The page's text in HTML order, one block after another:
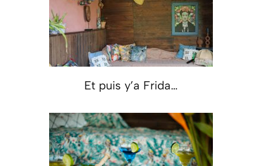
Et puis y’a Frida…